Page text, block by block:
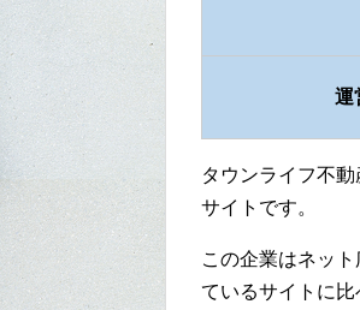
運
タウンライフ不
サイトです。
この企業はネッ
ているサイトに比